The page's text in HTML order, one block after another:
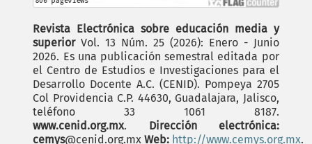
Revista Electrónica sobre educación media y
superiorVol. 13 Núm. 25 (2026): Enero - Junio
2026. Es una publicación semestral editada por
el Centro de Estudios e Investigaciones para el
Desarrollo Docente A.C. (CENID). Pompeya 2705
Col Providencia C.P. 44630, Guadalajara, Jalisco,
teléfono 33 1061 8187.
www.cenid.org.mx. Dirección electrónica:
cemys@cenid.org.mxWeb: http://www.cemys.org.mx.